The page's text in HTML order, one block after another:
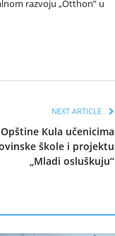
razvoju „Otthon” u
NEXT ARTICLE
Кula učenicima
škole i projektu
„Mladi osluškuju“